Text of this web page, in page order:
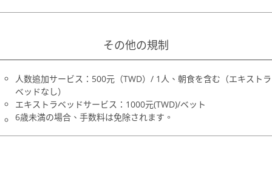
その他の規制
人数追加サービス：500元（TWD）/ 1人、朝食を含む（エキストラ
ベッドなし）
エキストラベッドサービス：1000元(TWD)/ベット
6歳未満の場合、手数料は免除されます。